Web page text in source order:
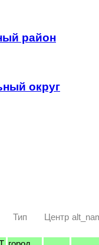
район
округ
Тип Центр